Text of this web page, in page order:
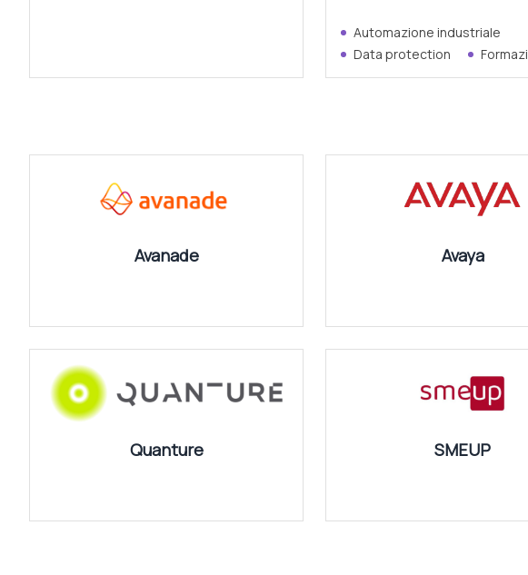
Automazione industriale
Data protection
Avanade Avaya
Quanture SMEUP